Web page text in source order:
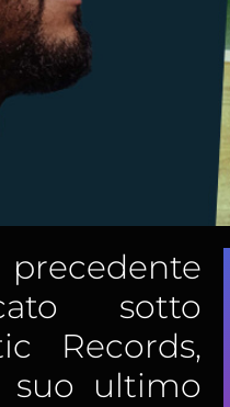
sotto
Records,
suo ultimo